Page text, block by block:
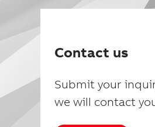
Contact us
Submit your
we will contact